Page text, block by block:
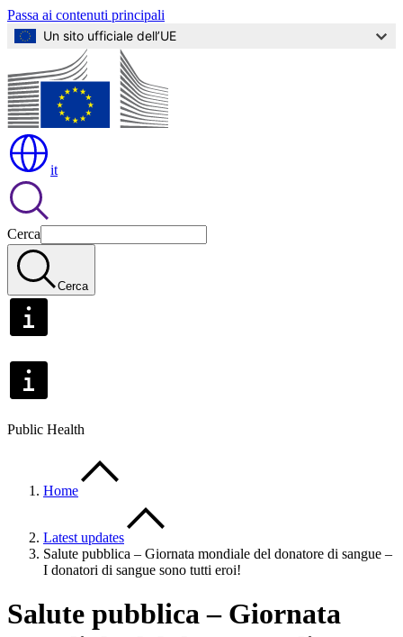
Passa ai contenuti principali
Un sito ufficiale dell’UE
it
Cerca
Cerca
Public Health
Home
Latest updates
Salute pubblica – Giornata mondiale del donatore di sangue –
I donatori di sangue sono tutti eroi!
Salute pubblica – Giornata